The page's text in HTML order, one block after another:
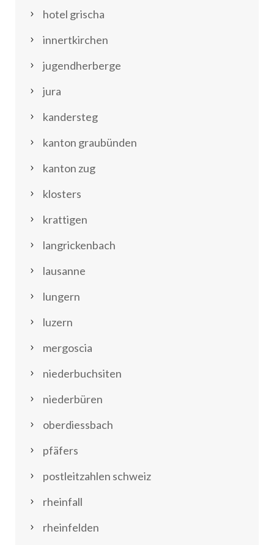
hotel grischa
innertkirchen
jugendherberge
jura
kandersteg
kanton graubünden
kanton zug
klosters
krattigen
langrickenbach
lausanne
lungern
luzern
mergoscia
niederbuchsiten
niederbüren
oberdiessbach
pfäfers
postleitzahlen schweiz
rheinfall
rheinfelden